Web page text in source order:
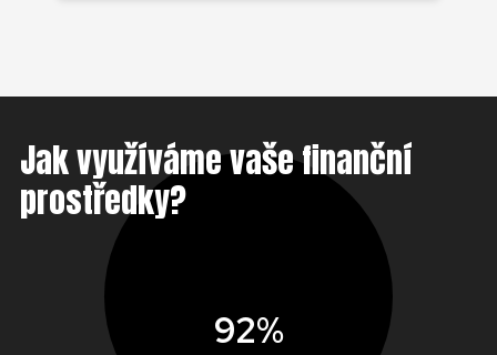
Jak využíváme vaše finanční
prostředky?
92%